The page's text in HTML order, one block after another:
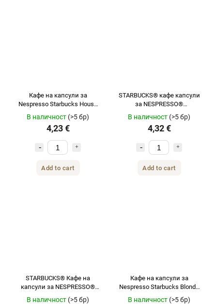
Кафе на капсули за
Nespresso Starbucks House
Blend Lungo 10 бр
В наличност (>5 бр)
4,23 €
Add to cart
STARBUCKS® кафе капсули
за NESPRESSO®
безкофеиново русо еспресо
печено 10 бр.
В наличност (>5 бр)
4,32 €
Add to cart
STARBUCKS® Кафе на
капсули за NESPRESSO®
италианско печено 10 бр.
В наличност (>5 бр)
Кафе на капсули за
Nespresso Starbucks Blonde
Espresso Roast 10 бр.
В наличност (>5 бр)